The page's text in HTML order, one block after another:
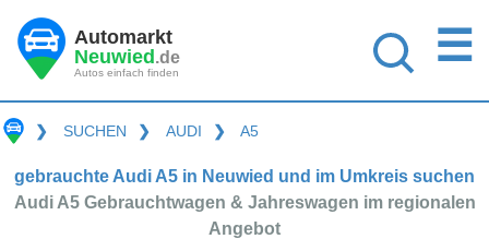
Automarkt
Neuwied.de
Autos einfach finden
☰
❯ SUCHEN ❯ AUDI ❯ A5
gebrauchte Audi A5 in Neuwied und im Umkreis suchen
Audi A5 Gebrauchtwagen & Jahreswagen im regionalen
Angebot